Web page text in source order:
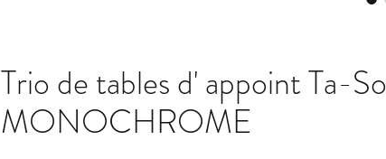
Trio de tables d' appoint Ta-So
MONOCHROME